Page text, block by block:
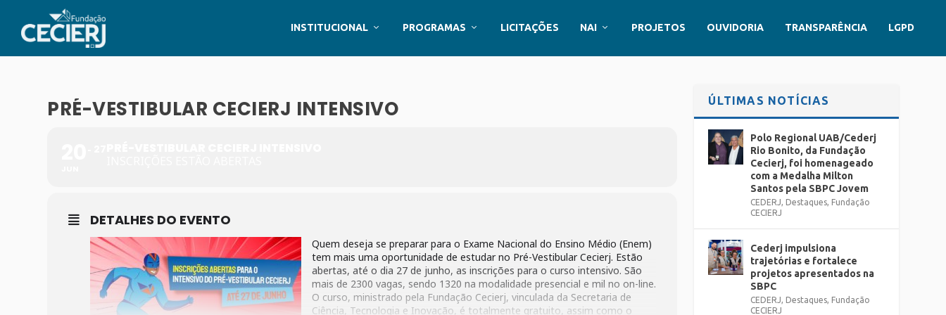
INSTITUCIONAL PROGRAMAS LICITAÇÕES NAI PROJETOS OUVIDORIA TRANSPARÊNCIA LGPD
PRÉ-VESTIBULAR CECIERJ INTENSIVO
DETALHES DO EVENTO
Quem deseja se preparar para o Exame Nacional do Ensino Médio (Enem)
tem mais uma oportunidade de estudar no Pré-Vestibular Cecierj. Estão
abertas, até o dia 27 de junho, as inscrições para o curso intensivo. São
mais de 2300 vagas, sendo 1320 na modalidade presencial e mil no on-line.
O curso, ministrado pela Fundação Cecierj, vinculada da Secretaria de
Ciência, Tecnologia e Inovação, é totalmente gratuito, assim como o
ÚLTIMAS NOTÍCIAS
Polo Regional UAB/Cederj
Rio Bonito, da Fundação
Cecierj, foi homenageado
com a Medalha Milton
Santos pela SBPC Jovem
CEDERJ, Destaques, Fundação
CECIERJ
Cederj impulsiona
trajetórias e fortalece
projetos apresentados na
SBPC
CEDERJ, Destaques, Fundação
CECIERJ